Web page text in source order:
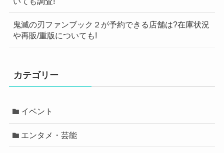
鬼滅の刃ファンブック２が予約できる店舗は?在庫状況
や再販/重版についても!
カテゴリー
イベント
エンタメ・芸能